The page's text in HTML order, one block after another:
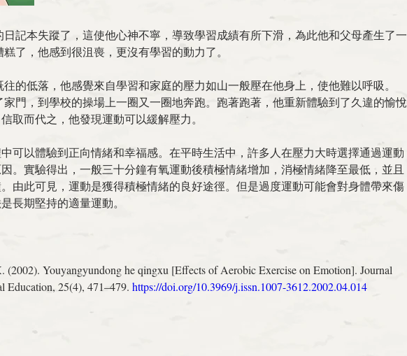
記本失蹤了，這使他心神不寧，導致學習成績有所下滑，為此他和父母產生了一
了，他感到很沮喪，更沒有學習的動力了。
的低落，他感覺來自學習和家庭的壓力如山一般壓在他身上，使他難以呼吸。
門，到學校的操場上一圈又一圈地奔跑。跑著跑著，他重新體驗到了久違的愉悅
取而代之，他發現運動可以緩解壓力。
可以體驗到正向情緒和幸福感。在平時生活中，許多人在壓力大時選擇通過運動
。實驗得出，一般三十分鐘有氧運動後積極情緒增加，消極情緒降至最低，並且
由此可見，運動是獲得積極情緒的良好途徑。但是過度運動可能會對身體帶來傷
長期堅持的適量運動。
Youyangyundong he qingxu [Effects of Aerobic Exercise on Emotion]. Journal
Education, 25(4), 471–479. https://doi.org/10.3969/j.issn.1007-3612.2002.04.014